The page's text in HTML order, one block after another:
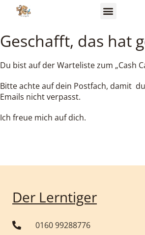
Geschafft, das hat
Du bist auf der Warteliste zum „Cash
Bitte achte auf dein Postfach, damit
Emails nicht verpasst.
Ich freue mich auf dich.
Der Lerntiger
0160 99288776